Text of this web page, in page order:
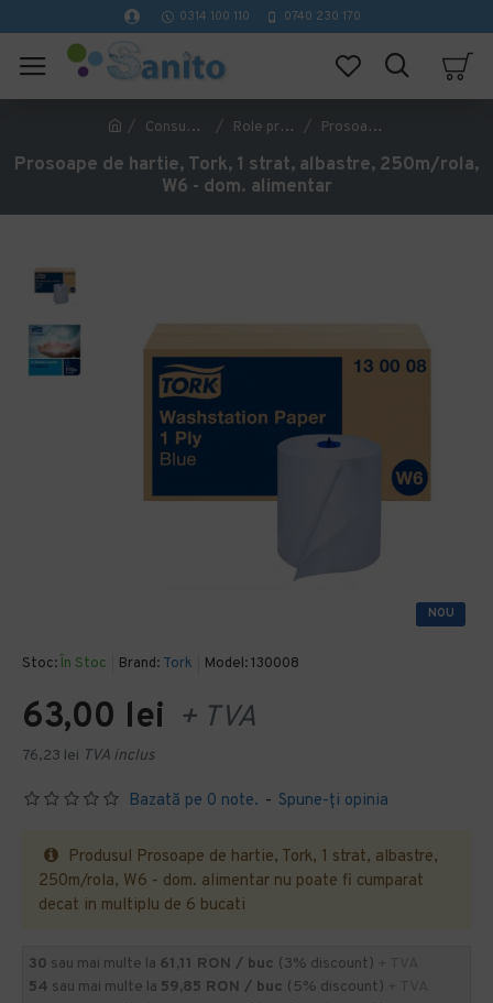
0314 100 110 0740 230 170
Consumabile hartie Role prosop hartie Prosoape de hartie, Tork, 1 strat, albastre, 250m/rola, W6 - dom. alimentar
Prosoape de hartie, Tork, 1 strat, albastre, 250m/rola,
W6 - dom. alimentar
NOU
Stoc: În Stoc Brand: Tork Model:130008
Bazată pe 0 note. - Spune-ţi opinia
63,00 lei + TVA
76,23 lei TVA inclus
Produsul Prosoape de hartie, Tork, 1 strat, albastre,
250m/rola, W6 - dom. alimentar nu poate fi cumparat
decat in multiplu de 6 bucati
30 sau mai multe la 61,11 RON / buc (3% discount)
54 sau mai multe la 59,85 RON / buc (5% discount)